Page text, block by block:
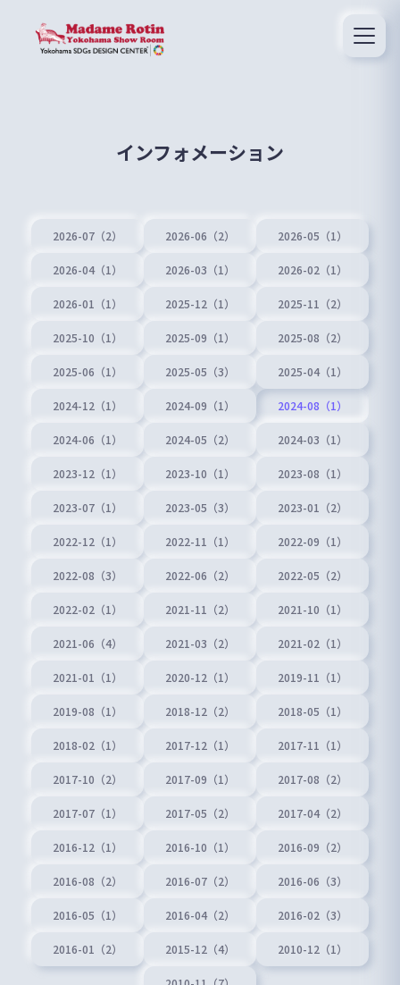
インフォメーション
2026-07（2） 2026-06（2） 2026-05（1）
2026-04（1） 2026-03（1） 2026-02（1）
2026-01（1） 2025-12（1） 2025-11（2）
2025-10（1） 2025-09（1） 2025-08（2）
2025-06（1） 2025-05（3） 2025-04（1）
2024-12（1） 2024-09（1） 2024-08（1）
2024-06（1） 2024-05（2） 2024-03（1）
2023-12（1） 2023-10（1） 2023-08（1）
2023-07（1） 2023-05（3） 2023-01（2）
2022-12（1） 2022-11（1） 2022-09（1）
2022-08（3） 2022-06（2） 2022-05（2）
2022-02（1） 2021-11（2） 2021-10（1）
2021-06（4） 2021-03（2） 2021-02（1）
2021-01（1） 2020-12（1） 2019-11（1）
2019-08（1） 2018-12（2） 2018-05（1）
2018-02（1） 2017-12（1） 2017-11（1）
2017-10（2） 2017-09（1） 2017-08（2）
2017-07（1） 2017-05（2） 2017-04（2）
2016-12（1） 2016-10（1） 2016-09（2）
2016-08（2） 2016-07（2） 2016-06（3）
2016-05（1） 2016-04（2） 2016-02（3）
2016-01（2） 2015-12（4） 2010-12（1）